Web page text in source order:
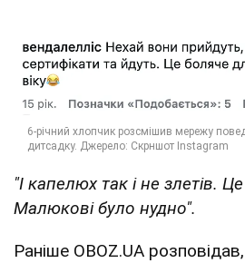
"І капелюх так і не злетів.
Малюкові було нудно".
Раніше OBOZ.UA